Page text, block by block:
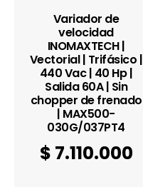
Variador de
velocidad
INOMAXTECH |
Vectorial | Trifásico |
440 Vac | 40 Hp |
Salida 60A | Sin
chopper de frenado
| MAX500-
030G/037PT4
$ 7.110.000